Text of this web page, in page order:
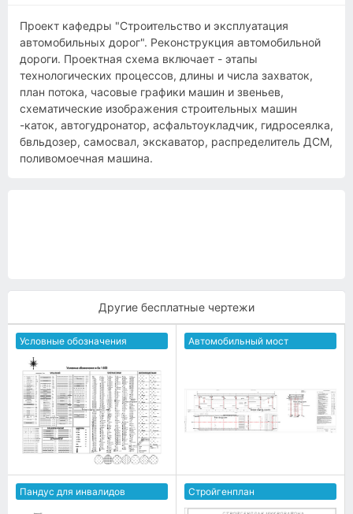
Проект кафедры "Строительство и эксплуатация
автомобильных дорог". Реконструкция автомобильной
дороги. Проектная схема включает - этапы
технологических процессов, длины и числа захваток,
план потока, часовые графики машин и звеньев,
схематические изображения строительных машин
-каток, автогудронатор, асфальтоукладчик, гидросеялка,
бвльдозер, самосвал, экскаватор, распределитель ДСМ,
поливомоечная машина.
Другие бесплатные чертежи
Условные обозначения Автомобильный мост
Пандус для инвалидов Cтройгенплан